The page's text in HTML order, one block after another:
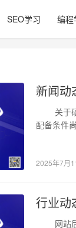
SEO学习 编程
新闻动
关于硬
配备条件
2025年7月
行业动
网站后